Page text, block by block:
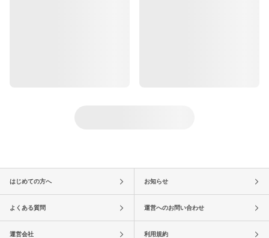
はじめての方へ お知らせ
よくある質問 運営へのお問い合わせ
運営会社 利用規約